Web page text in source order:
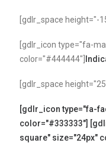
[gdlr_space height="-
[gdlr_icon type="fa-
color="#444444"]
[gdlr_space
[gdlr_icon type="fa-
color="#333333"]
square" size="24px"